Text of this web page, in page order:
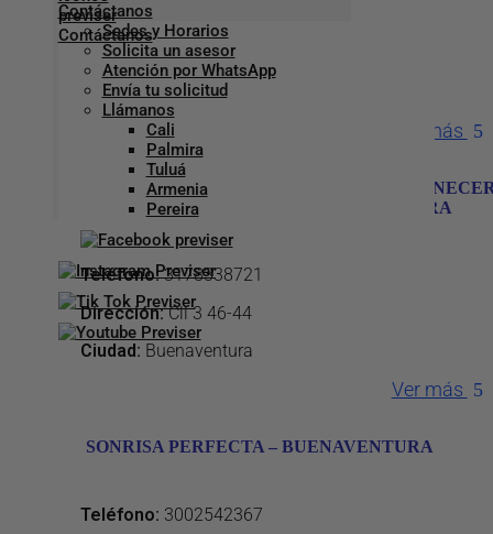
Contáctanos
Sedes y Horarios
Solicita un asesor
Atención por WhatsApp
Envía tu solicitud
Llámanos
Cali
Palmira
Tuluá
Armenia
Pereira
Teléfono
Dirección:Cl 3 2-18
Ciudad: Buenaventura
Ver más
CENTRO ODONTOLOGICO NUEVO
DEL PACIFICO – CONA – BUENAVENTURA
Teléfono:3178338721
Dirección:Cll 3 46-44
Ciudad: Buenaventura
Ver más
SONRISA PERFECTA – BUENAVENTURA
Teléfono: 3002542367